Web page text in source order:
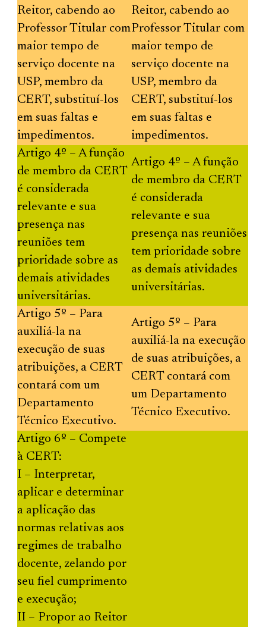
Reitor, cabendo ao
Professor Titular com
maior tempo de
serviço docente na
USP, membro da
CERT, substituí-los
em suas faltas e
impedimentos.
Reitor, cabendo ao
Professor Titular com
maior tempo de
serviço docente na
USP, membro da
CERT, substituí-los
em suas faltas e
impedimentos.
Artigo 4º – A função
de membro da CERT
é considerada
relevante e sua
presença nas
reuniões tem
prioridade sobre as
demais atividades
universitárias.
Artigo 4º – A função
de membro da CERT
é considerada
relevante e sua
presença nas reuniões
tem prioridade sobre
as demais atividades
universitárias.
Artigo 5º – Para
auxiliá-la na
execução de suas
atribuições, a CERT
contará com um
Departamento
Técnico Executivo.
Artigo 5º – Para
auxiliá-la na execução
de suas atribuições, a
CERT contará com
um Departamento
Técnico Executivo.
Artigo 6º – Compete
à CERT:
I – Interpretar,
aplicar e determinar
a aplicação das
normas relativas aos
regimes de trabalho
docente, zelando por
seu fiel cumprimento
e execução;
II – Propor ao Reitor